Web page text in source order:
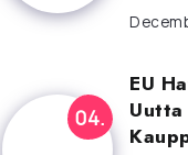
EU
Uutta